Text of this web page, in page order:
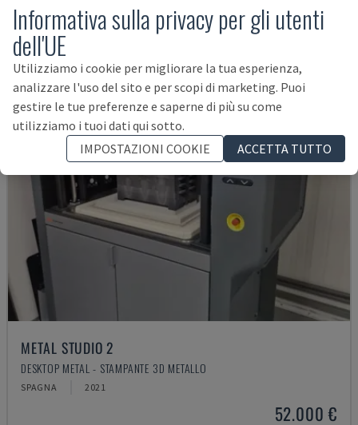
165.000 €
METAL STUDIO 2
DESKTOP METAL - STAMPANTE 3D METALLO
SPAGNA 2021
52.000 €
Informativa sulla privacy per gli utenti
dell'UE
Utilizziamo i cookie per migliorare la tua esperienza,
analizzare l'uso del sito e per scopi di marketing. Puoi
gestire le tue preferenze e saperne di più su come
utilizziamo i tuoi dati qui sotto.
IMPOSTAZIONI COOKIE
ACCETTA TUTTO